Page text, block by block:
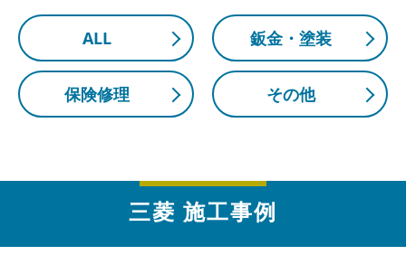
ALL 鈑金・塗装
保険修理 その他
三菱 施工事例